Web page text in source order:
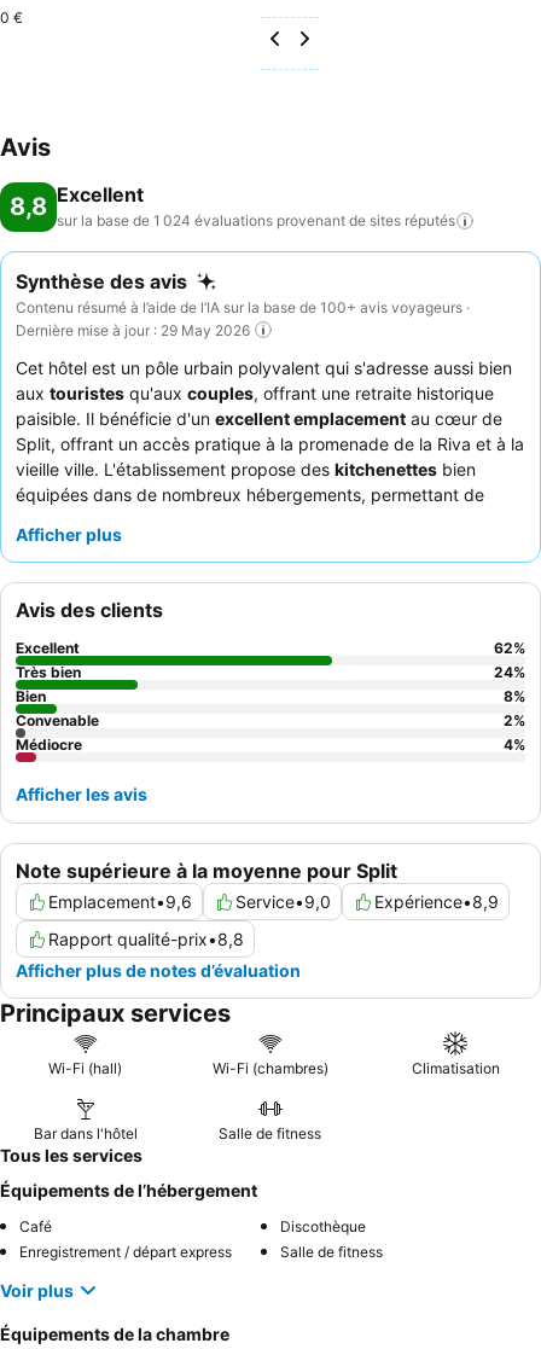
0 €
Avis
8,8 Excellent
sur la base de 1 024 évaluations provenant de sites réputés
Synthèse des avis
Contenu résumé à l’aide de l’IA sur la base de 100+ avis voyageurs ·
Dernière mise à jour : 29 May 2026
Cet hôtel est un pôle urbain polyvalent qui s'adresse aussi bien
aux touristes qu'aux couples, offrant une retraite historique
paisible. Il bénéficie d'un excellent emplacement au cœur de
Split, offrant un accès pratique à la promenade de la Riva et à la
vieille ville. L'établissement propose des kitchenettes bien
équipées dans de nombreux hébergements, permettant de
apprécient constamment le
ambiance plaisante pour les repas. Pour ceux qui recherchent
une expérience plus calme, il est recommandé de choisir une
chambre donnant sur le jardin.
Afficher plus
Note supérieure à la moyenne pour Split
Emplacement•9,6 Service•9,0 Expérience•8,9
Rapport qualité-prix•8,8
Afficher plus de notes d’évaluation
Avis des clients
Excellent 62%
Très bien
24%
Bien
8%
Convenable
2%
Médiocre
4%
Afficher les avis
Principaux services
Wi-Fi (hall) Wi-Fi (chambres) Climatisation
Bar dans l'hôtel Salle de fitness
Tous les services
Équipements de l’hébergement
Café
Discothèque
Enregistrement / départ express
Salle de fitness
Voir plus
Équipements de la chambre